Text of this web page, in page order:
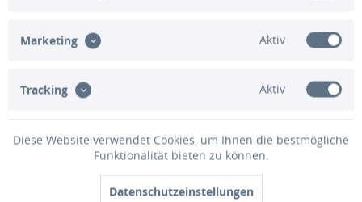
Inhalt Komplettset: - 50 Meter Standard
0
Bewertungen lesen, schreiben und diskutieren...
Marketing Aktiv
Tracking Aktiv
Diese Website verwendet Cookies, um Ihnen die bestmögliche
Funktionalität bieten zu können.
Datenschutzeinstellungen